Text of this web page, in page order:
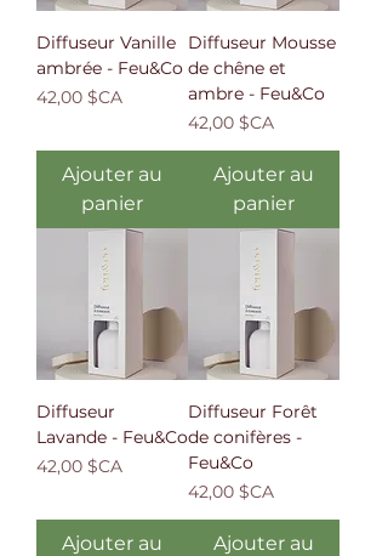
Diffuseur Vanille
ambrée - Feu&Co
Prix
42,00 $CA
Ajouter au
panier
Diffuseur Mousse
de chêne et
ambre - Feu&Co
Prix
42,00 $CA
Ajouter au
panier
Diffuseur
Lavande - Feu&Co
Prix
42,00 $CA
Ajouter au
Diffuseur Forêt
de conifères -
Feu&Co
Prix
42,00 $CA
Ajouter au